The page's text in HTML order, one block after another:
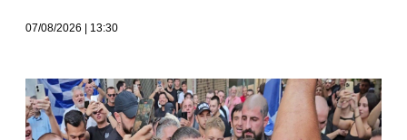
07/08/2026 13:30